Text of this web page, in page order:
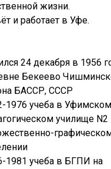
жизни.
и работает в Уфе.
24 декабря в 1956
Бекеево
БАССР, СССР
1976 учеба в Уфимском
училище N2
1981 учеба в БГПИ на